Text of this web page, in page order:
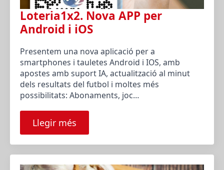
Loteria1x2. Nova APP per
Android i iOS
Presentem una nova aplicació per a
smartphones i tauletes Android i IOS, amb
apostes amb suport IA, actualització al minut
dels resultats del futbol i moltes més
possibilitats: Abonaments, joc…
Llegir més